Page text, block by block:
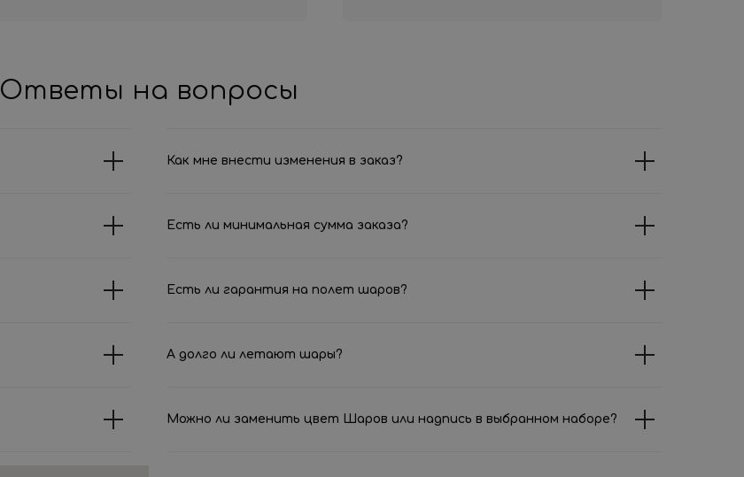
Ответы на вопросы
Как мне внести изменения в заказ?
Есть ли минимальная сумма заказа?
Есть ли гарантия на полет шаров?
А долго ли летают шары?
Можно ли заменить цвет Шаров или надпись в выбранном наборе?